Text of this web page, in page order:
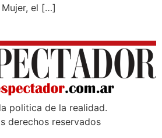
Mujer, el […]
poli­tica de la realidad.
derechos reservados